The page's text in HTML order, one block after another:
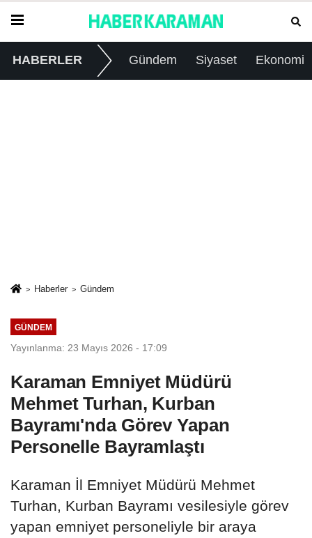
HABERLER Gündem Siyaset Ekonomi
Haberler Gündem
GÜNDEM
Yayınlanma: 23 Mayıs 2026 - 17:09
Karaman Emniyet Müdürü
Mehmet Turhan, Kurban
Bayramı'nda Görev Yapan
Personelle Bayramlaştı
Karaman İl Emniyet Müdürü Mehmet
Turhan, Kurban Bayramı vesilesiyle görev
yapan emniyet personeliyle bir araya